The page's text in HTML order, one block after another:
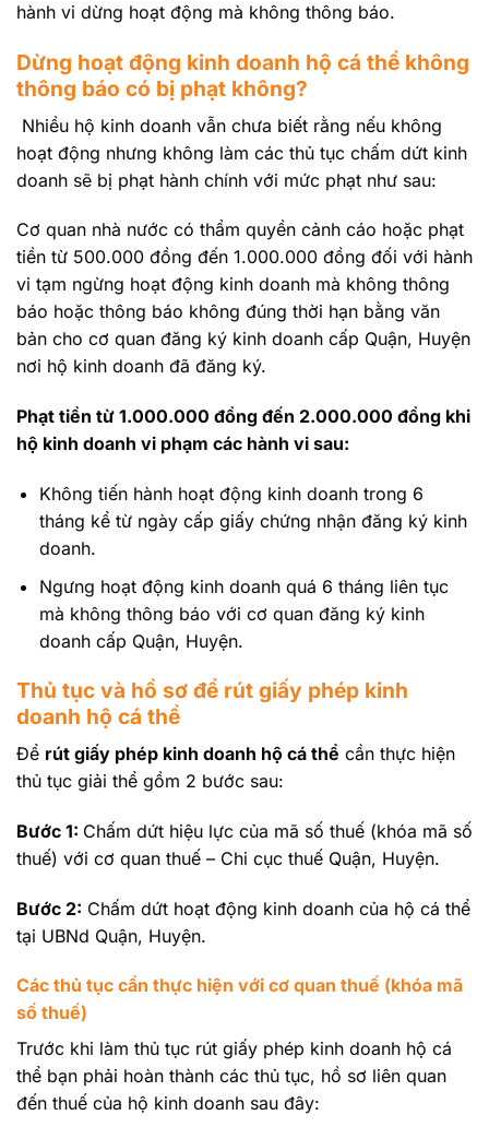
hành vi dừng hoạt động mà không thông báo.
Dừng hoạt động kinh doanh hộ cá thể không
thông báo có bị phạt không?
Nhiều hộ kinh doanh vẫn chưa biết rằng nếu không
hoạt động nhưng không làm các thủ tục chấm dứt kinh
doanh sẽ bị phạt hành chính với mức phạt như sau:
Cơ quan nhà nước có thẩm quyền cảnh cáo hoặc phạt
tiền từ 500.000 đồng đến 1.000.000 đồng đối với hành
vi tạm ngừng hoạt động kinh doanh mà không thông
báo hoặc thông báo không đúng thời hạn bằng văn
bản cho cơ quan đăng ký kinh doanh cấp Quận, Huyện
nơi hộ kinh doanh đã đăng ký.
Phạt tiền từ 1.000.000 đồng đến 2.000.000 đồng khi
hộ kinh doanh vi phạm các hành vi sau:
Không tiến hành hoạt động kinh doanh trong 6
tháng kể từ ngày cấp giấy chứng nhận đăng ký kinh
doanh.
Ngưng hoạt động kinh doanh quá 6 tháng liên tục
mà không thông báo với cơ quan đăng ký kinh
doanh cấp Quận, Huyện.
Thủ tục và hồ sơ để rút giấy phép kinh
doanh hộ cá thể
Để rút giấy phép kinh doanh hộ cá thể cần thực hiện
thủ tục giải thể gồm 2 bước sau:
Bước 1: Chấm dứt hiệu lực của mã số thuế (khóa mã số
thuế) với cơ quan thuế – Chi cục thuế Quận, Huyện.
Bước 2: Chấm dứt hoạt động kinh doanh của hộ cá thể
tại UBNd Quận, Huyện.
Các thủ tục cần thực hiện với cơ quan thuế (khóa mã
số thuế)
Trước khi làm thủ tục rút giấy phép kinh doanh hộ cá
thể bạn phải hoàn thành các thủ tục, hồ sơ liên quan
đến thuế của hộ kinh doanh sau đây: